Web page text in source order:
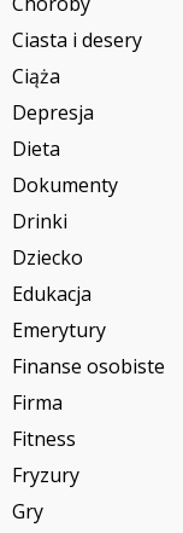
Ciasta i desery
Ciąża
Depresja
Dieta
Dokumenty
Drinki
Dziecko
Edukacja
Emerytury
Finanse osobiste
Firma
Fitness
Fryzury
Gry